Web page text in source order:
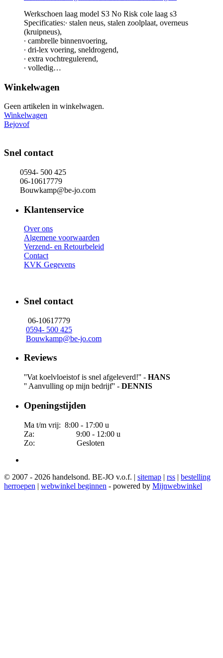
Werkschoen laag model S3 No Risk cole laag s3
Specificaties:∙ stalen neus, stalen zoolplaat, overneus
(kruipneus),
∙ cambrelle binnenvoering,
∙ dri-lex voering, sneldrogend,
∙ extra vochtregulerend,
∙ volledig…
Winkelwagen
Geen artikelen in winkelwagen.
Winkelwagen
Bejovof
Snel contact
0594- 500 425
06-10617779
Bouwkamp@be-jo.com
Klantenservice
Over ons
Algemene voorwaarden
Verzend- en Retourbeleid
Contact
KVK Gegevens
Snel contact
06-10617779
0594- 500 425
Bouwkamp@be-jo.com
Reviews
''Vat koelvloeistof is snel afgeleverd!'' - HANS
'' Aanvulling op mijn bedrijf'' - DENNIS
Openingstijden
Ma t/m vrij: 8:00 - 17:00 u
Za: 9:00 - 12:00 u
Zo: Gesloten
© 2007 - 2026 handelsond. BE-JO v.o.f. | sitemap | rss | bestelling
herroepen | webwinkel beginnen - powered by Mijnwebwinkel